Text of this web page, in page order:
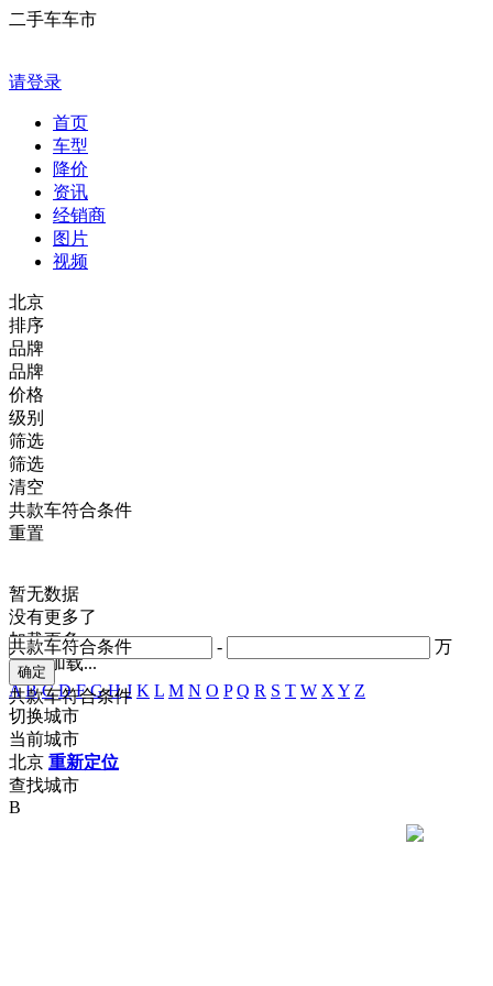
二手车车市
请登录
首页
车型
降价
资讯
经销商
图片
视频
北京
排序
品牌
品牌
价格
- 万
共款车符合条件
级别
共款车符合条件
筛选
筛选
清空
共款车符合条件
重置
暂无数据
没有更多了
加载更多
正在加载...
A B C D F G H J K L M N O P Q R S T W X Y Z
切换城市
当前城市
北京 重新定位
查找城市
B